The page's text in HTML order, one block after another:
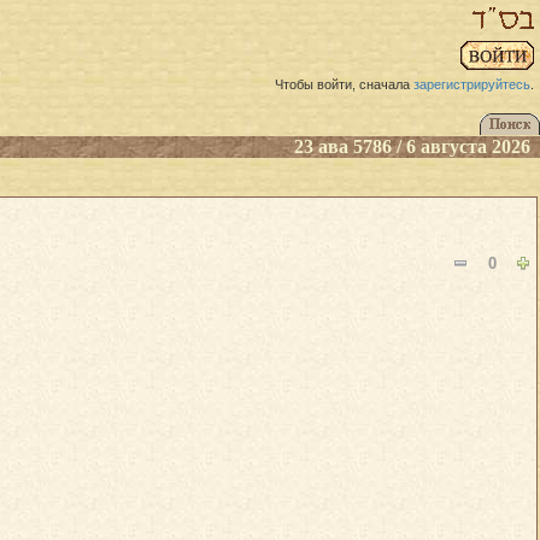
Чтобы войти, сначала зарегистрируйтесь.
23 ава 5786 / 6 августа 2026
0